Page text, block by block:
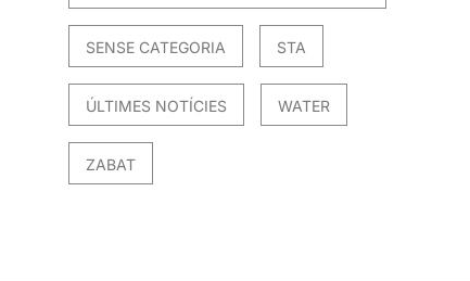
SENSE CATEGORIA STA
ÚLTIMES NOTÍCIES WATER
ZABAT